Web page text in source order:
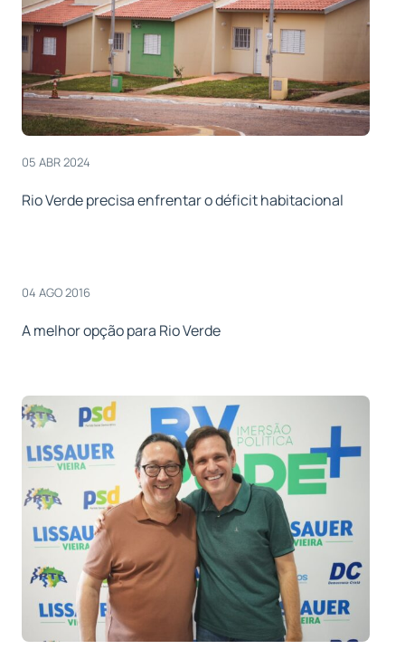
05 ABR 2024
Rio Verde precisa enfrentar o déficit habitacional
04 AGO 2016
A melhor opção para Rio Verde